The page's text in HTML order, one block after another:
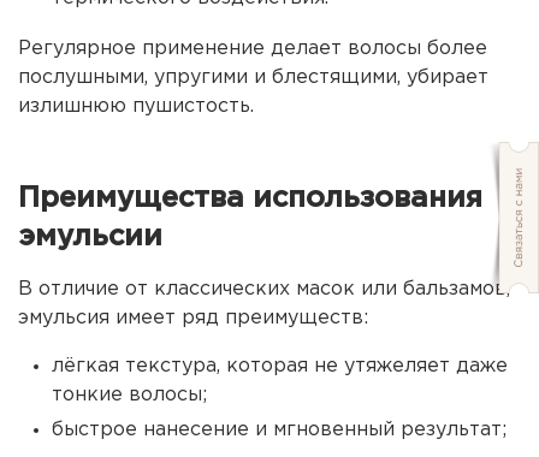
Регулярное применение делает волосы более
послушными, упругими и блестящими, убирает
излишнюю пушистость.
Преимущества использования
эмульсии
В отличие от классических масок или бальзамов,
эмульсия имеет ряд преимуществ:
лёгкая текстура, которая не утяжеляет даже
тонкие волосы;
быстрое нанесение и мгновенный результат;